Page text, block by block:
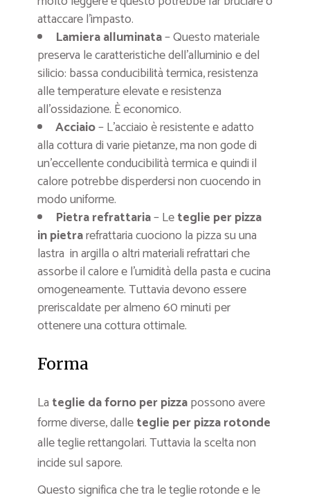
attaccare l’impasto.
Lamiera alluminata– Questo materiale
preserva le caratteristiche dell’alluminio e del
silicio: bassa conducibilità termica, resistenza
alle temperature elevate e resistenza
all’ossidazione. È economico.
Acciaio– L’acciaio è resistente e adatto
alla cottura di varie pietanze, ma non gode di
un’eccellente conducibilità termica e quindi il
calore potrebbe disperdersi non cuocendo in
modo uniforme.
Pietra refrattaria– Leteglie per pizza
in pietrarefrattaria cuociono la pizza su una
lastra in argilla o altri materiali refrattari che
assorbe il calore e l’umidità della pasta e cucina
omogeneamente. Tuttavia devono essere
preriscaldate per almeno 60 minuti per
ottenere una cottura ottimale.
Forma
La teglie da forno per pizzapossono avere
forme diverse, dalleteglie per pizza rotonde
alle teglie rettangolari. Tuttavia la scelta non
incide sul sapore.
Questo significa che tra le teglie rotonde e le